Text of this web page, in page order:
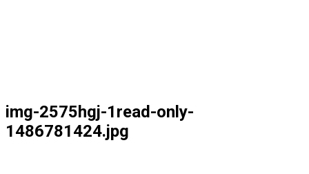
img-2575hgj-1read-only-
1486781424.jpg